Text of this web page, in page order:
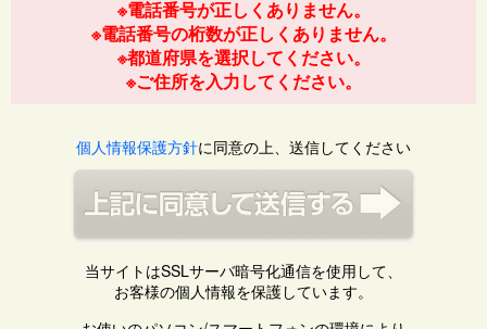
※電話番号が正しくありません。
※電話番号の桁数が正しくありません。
※都道府県を選択してください。
※ご住所を入力してください。
個人情報保護方針に同意の上、送信してください
当サイトはSSLサーバ暗号化通信を使用して、
お客様の個人情報を保護しています。